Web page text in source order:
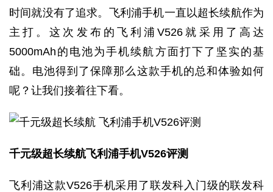
时间就没有了追求。飞利浦手机一直以超长续航作为
主打。这次发布的飞利浦V526就采用了高达
5000mAh的电池为手机续航方面打下了坚实的基
础。电池得到了保障那么这款手机的总和体验如何
呢？让我们接着往下看。
千元级超长续航飞利浦手机V526评测
飞利浦这款V526手机采用了联发科入门级的联发科